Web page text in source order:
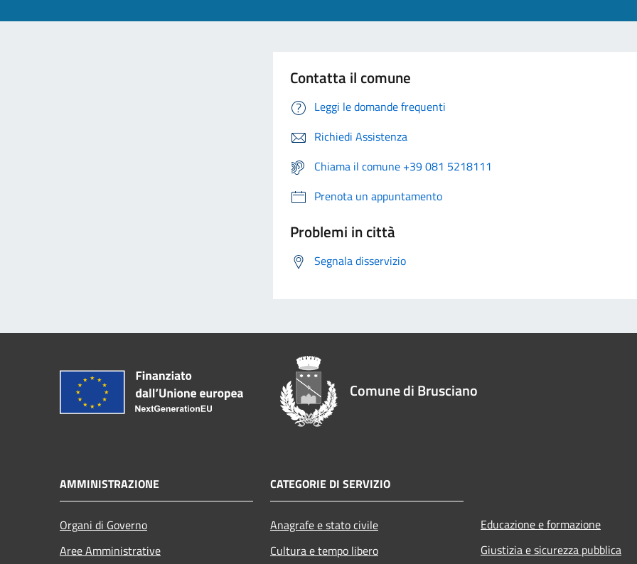
Contatta il comune
Leggi le domande frequenti
Richiedi Assistenza
Chiama il comune +39 081 5218111
Prenota un appuntamento
Problemi in città
Segnala disservizio
Comune di Brusciano
AMMINISTRAZIONE
Organi di Governo
Aree Amministrative
CATEGORIE DI SERVIZIO
Anagrafe e stato civile
Cultura e tempo libero
Educazione e formazione
Giustizia e sicurezza pubblica